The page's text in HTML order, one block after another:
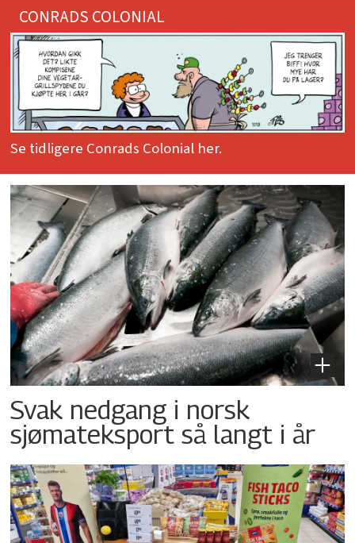
CONRADS COLONIAL
Se tidligere Conrads Colonial her.
Svak nedgang i norsk
sjømateksport så langt i år